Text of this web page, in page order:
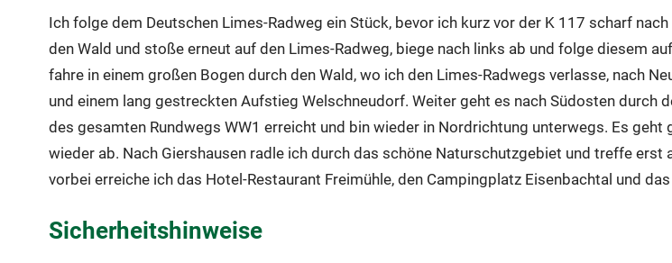
Ich folge dem Deutschen Limes-Radweg ein Stück, bevor ich kurz vor der K 117 scharf
den Wald und stoße erneut auf den Limes-Radweg, biege nach links ab und folge diesem
fahre in einem großen Bogen durch den Wald, wo ich den Limes-Radwegs verlasse, nach
und einem lang gestreckten Aufstieg Welschneudorf. Weiter geht es nach Südosten durch
des gesamten Rundwegs WW1 erreicht und bin wieder in Nordrichtung unterwegs. Es
wieder ab. Nach Giershausen radle ich durch das schöne Naturschutzgebiet und treffe
vorbei erreiche ich das Hotel-Restaurant Freimühle, den Campingplatz Eisenbachtal und
Sicherheitshinweise